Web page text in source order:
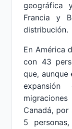
geográfica
Francia y
distribución.
En América
con 43
que, aunque
Canadá,
5